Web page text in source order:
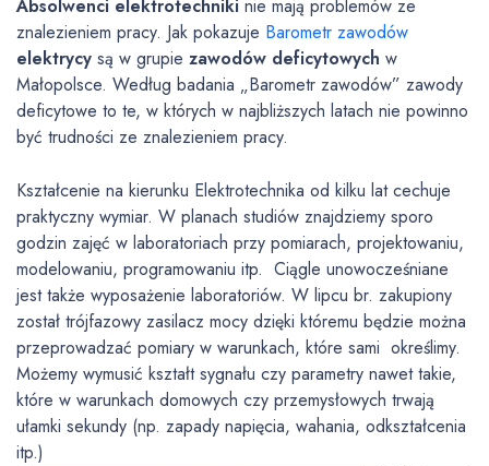
Absolwenci elektrotechniki nie mają problemów ze
znalezieniem pracy. Jak pokazuje Barometr zawodów
elektrycy są w grupie zawodów deficytowych w
Małopolsce. Według badania „Barometr zawodów” zawody
deficytowe to te, w których w najbliższych latach nie powinno
być trudności ze znalezieniem pracy.
Kształcenie na kierunku Elektrotechnika od kilku lat cechuje
praktyczny wymiar. W planach studiów znajdziemy sporo
godzin zajęć w laboratoriach przy pomiarach, projektowaniu,
modelowaniu, programowaniu itp. Ciągle unowocześniane
jest także wyposażenie laboratoriów. W lipcu br. zakupiony
został trójfazowy zasilacz mocy dzięki któremu będzie można
przeprowadzać pomiary w warunkach, które sami określimy.
Możemy wymusić kształt sygnału czy parametry nawet takie,
które w warunkach domowych czy przemysłowych trwają
ułamki sekundy (np. zapady napięcia, wahania, odkształcenia
itp.)